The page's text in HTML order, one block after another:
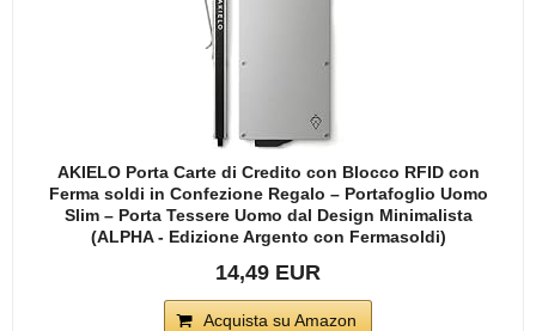
AKIELO Porta Carte di Credito con Blocco RFID con
Ferma soldi in Confezione Regalo – Portafoglio Uomo
Slim – Porta Tessere Uomo dal Design Minimalista
(ALPHA - Edizione Argento con Fermasoldi)
14,49 EUR
Acquista su Amazon